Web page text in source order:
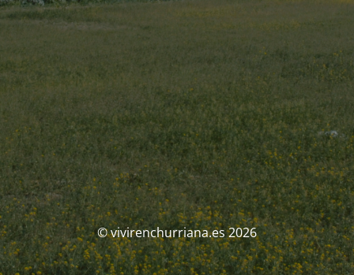
© vivirenchurriana.es 2026